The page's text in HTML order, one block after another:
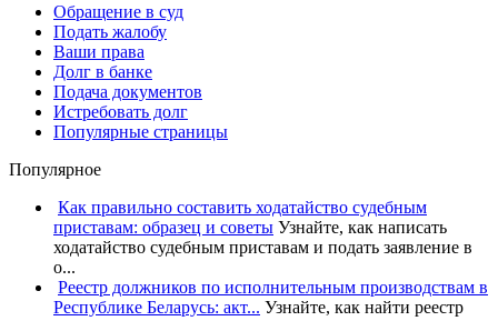
Обращение в суд
Подать жалобу
Ваши права
Долг в банке
Подача документов
Истребовать долг
Популярные страницы
Популярное
Как правильно составить ходатайство судебным
приставам: образец и советы Узнайте, как написать
ходатайство судебным приставам и подать заявление в
о...
Реестр должников по исполнительным производствам в
Республике Беларусь: акт... Узнайте, как найти реестр